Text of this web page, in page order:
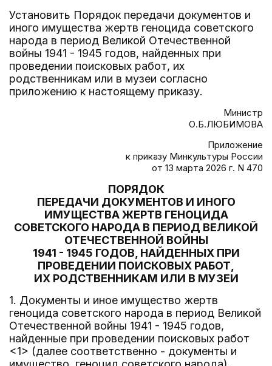
Установить Порядок передачи документов и
иного имущества жертв геноцида советского
народа в период Великой Отечественной
войны 1941 - 1945 годов, найденных при
проведении поисковых работ, их
родственникам или в музеи согласно
приложению к настоящему приказу.
Министр
О.Б.ЛЮБИМОВА
Приложение
к приказу Минкультуры России
от 13 марта 2026 г. N 470
ПОРЯДОК
ПЕРЕДАЧИ ДОКУМЕНТОВ И ИНОГО
ИМУЩЕСТВА ЖЕРТВ ГЕНОЦИДА
СОВЕТСКОГО НАРОДА В ПЕРИОД ВЕЛИКОЙ
ОТЕЧЕСТВЕННОЙ ВОЙНЫ
1941 - 1945 ГОДОВ, НАЙДЕННЫХ ПРИ
ПРОВЕДЕНИИ ПОИСКОВЫХ РАБОТ,
ИХ РОДСТВЕННИКАМ ИЛИ В МУЗЕИ
1. Документы и иное имущество жертв
геноцида советского народа в период Великой
Отечественной войны 1941 - 1945 годов,
найденные при проведении поисковых работ
<1> (далее соответственно - документы и